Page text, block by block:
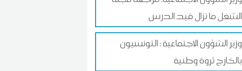
الشغل ما تزال قيد الدرس
وزير الشؤون الاجتماعية : التونسيون
بالخارج ثروة وطنية